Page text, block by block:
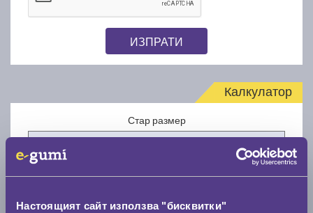
Настоящият сайт използва "бисквитки"
ИЗПРАТИ
Калкулатор
Стар размер